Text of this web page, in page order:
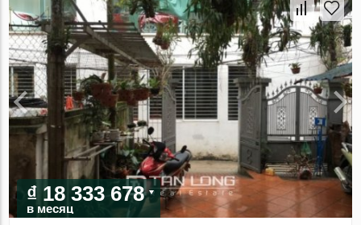
₫ 18 333 678
в месяц